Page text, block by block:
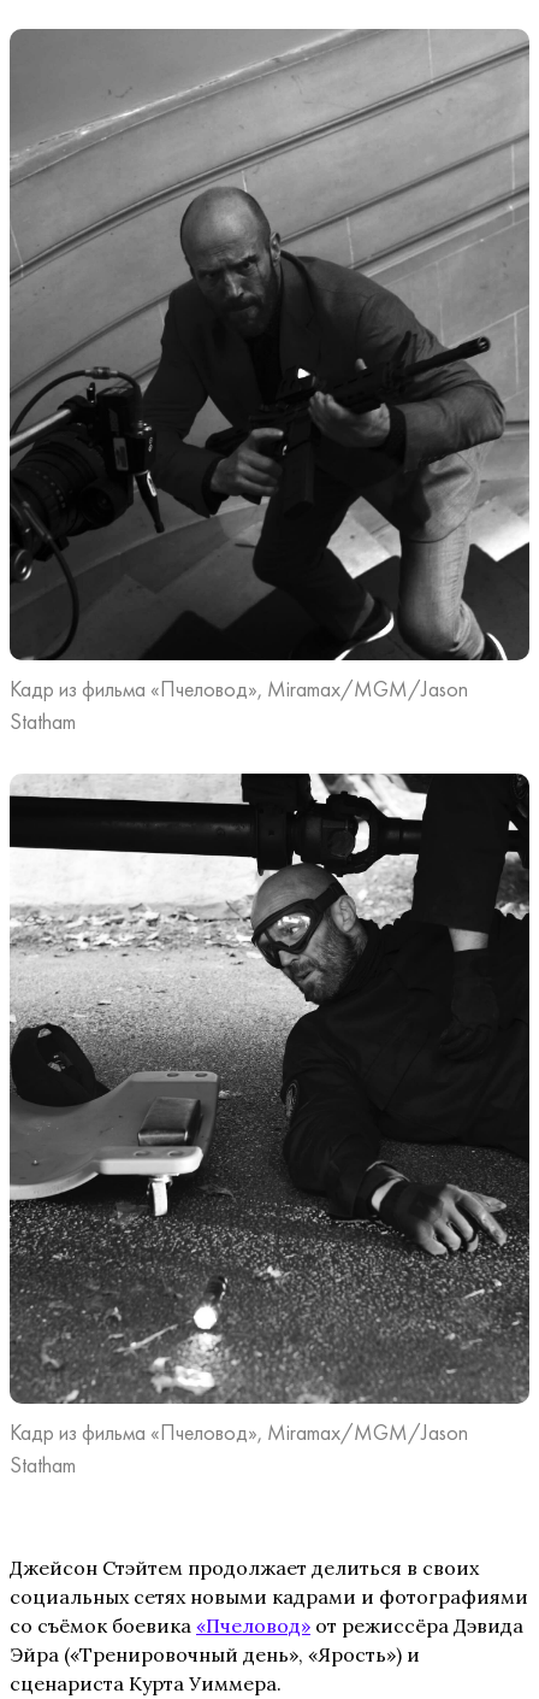
Кадр из фильма «Пчеловод», Miramax/MGM/Jason
Statham
Кадр из фильма «Пчеловод», Miramax/MGM/Jason
Statham
Джейсон Стэйтем продолжает делиться в своих
социальных сетях новыми кадрами и фотографиями
со съёмок боевика «Пчеловод» от режиссёра Дэвида
Эйра («Тренировочный день», «Ярость») и
сценариста Курта Уиммера.